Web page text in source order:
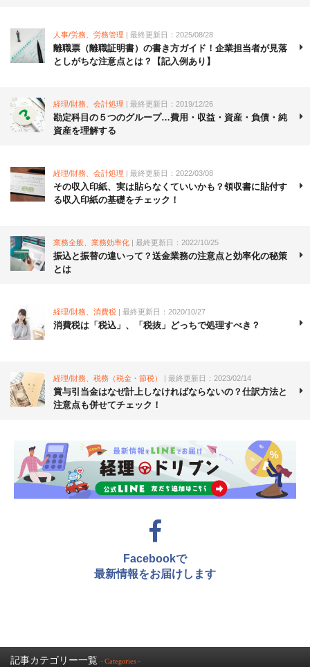
人事/労務、労務管理 | 最終更新日：2025/08/28
離職票（離職証明書）の書き方ガイド！企業担当者が見落
としがちな注意点とは？【記入例あり】
経理/財務、会計処理 | 最終更新日：2019/12/26
勘定科目の５つのグループ…費用・収益・資産・負債・純
資産を理解する
経理/財務、会計処理 | 最終更新日：2022/03/08
その収入印紙、実は貼らなくていいかも？領収書に貼付す
る収入印紙の基礎をチェック！
業務全般、業務効率化 | 最終更新日：2022/10/25
振込と振替の違いって？送金業務の注意点と効率化の秘策
とは
経理/財務、消費税 | 最終更新日：2020/10/27
消費税は「税込」、「税抜」どっちで処理すべき？
経理/財務、税務（税金・節税） | 最終更新日：2023/02/14
賞与引当金はなぜ計上しなければならないの？仕訳方法と
注意点も併せてチェック！
Facebookで
最新情報をお届けします
記事カテゴリー一覧 - Categories -